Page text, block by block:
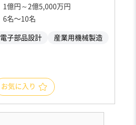
1億円～2億5,000万円
6名〜10名
電子部品設計 産業用機械製造
お気に入り